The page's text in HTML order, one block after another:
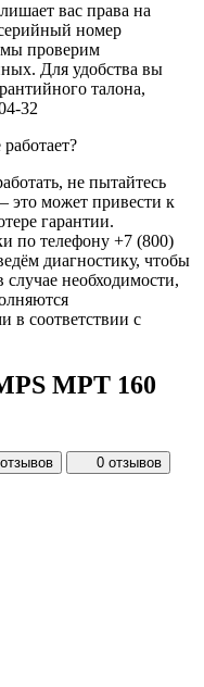
вас права на
номер
мы проверим
Для удобства вы
талона,
32
не пытайтесь
это может привести к
гарантии.
по телефону +7 (800)
диагностику, чтобы
необходимости,
в соответствии с
MPT 160
0 отзывов